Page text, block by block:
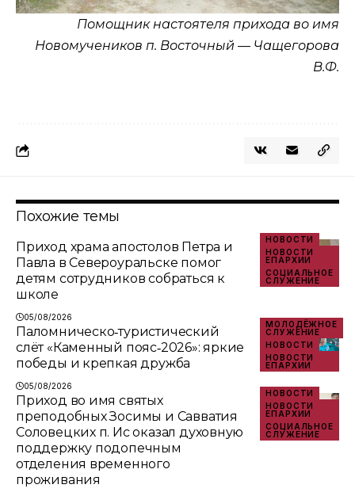
Помощник настоятеля прихода во имя
Новомучеников п. Восточный — Чащегорова
В.Ф.
Похожие темы
НОВОСТИ
НОВОСТИ
ЕПАРХИИ
СОЦИАЛЬНОЕ
СЛУЖЕНИЕ
Приход храма апостолов Петра и
Павла в Североуральске помог
детям сотрудников собраться к
школе
05/08/2026
МОЛОДЁЖНОЕ
СЛУЖЕНИЕ
НОВОСТИ
НОВОСТИ
ЕПАРХИИ
Паломническо‑туристический
слёт «Каменный пояс‑2026»: яркие
победы и крепкая дружба
05/08/2026
НОВОСТИ
НОВОСТИ
ЕПАРХИИ
СОЦИАЛЬНОЕ
СЛУЖЕНИЕ
Приход во имя святых
преподобных Зосимы и Савватия
Соловецких п. Ис оказал духовную
поддержку подопечным
отделения временного
проживания